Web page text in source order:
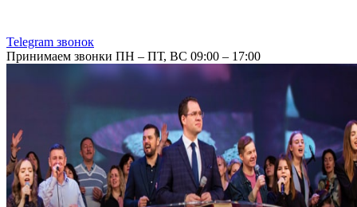
Telegram звонок
Принимаем звонки ПН – ПТ, ВС 09:00 – 17:00